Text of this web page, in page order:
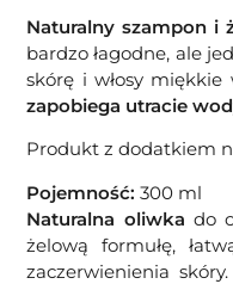
Naturalny szampon i
bardzo łagodne, ale
skórę i włosy miękkie
zapobiega utracie
Produkt z dodatkiem
Pojemność: 300 ml
Naturalna oliwka do
żelową formułę,
zaczerwienienia